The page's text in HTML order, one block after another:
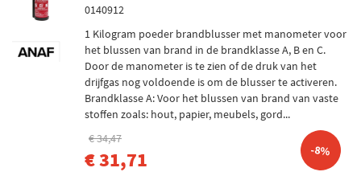
0140912
1 Kilogram poeder brandblusser met manometer voor
het blussen van brand in de brandklasse A, B en C.
Door de manometer is te zien of de druk van het
drijfgas nog voldoende is om de blusser te activeren.
Brandklasse A: Voor het blussen van brand van vaste
stoffen zoals: hout, papier, meubels, gord...
€ 34,47
€ 31,71 -8%